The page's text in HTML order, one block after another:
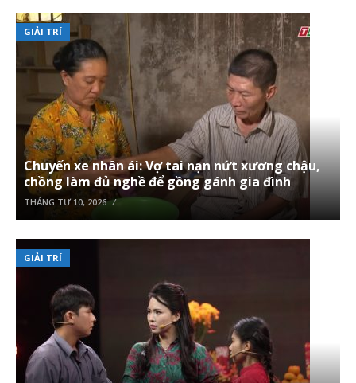
GIẢI TRÍ
Chuyến xe nhân ái: Vợ tai nạn nứt xương chậu,
chồng làm đủ nghề để gồng gánh gia đình
THÁNG TƯ 10, 2026
GIẢI TRÍ